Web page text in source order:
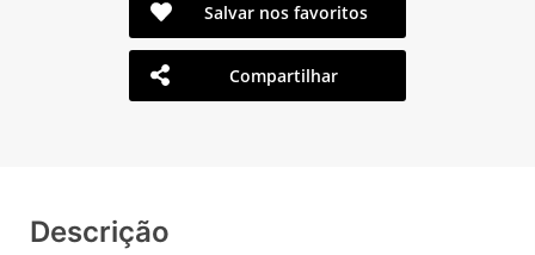
Salvar nos favoritos
Compartilhar
Descrição